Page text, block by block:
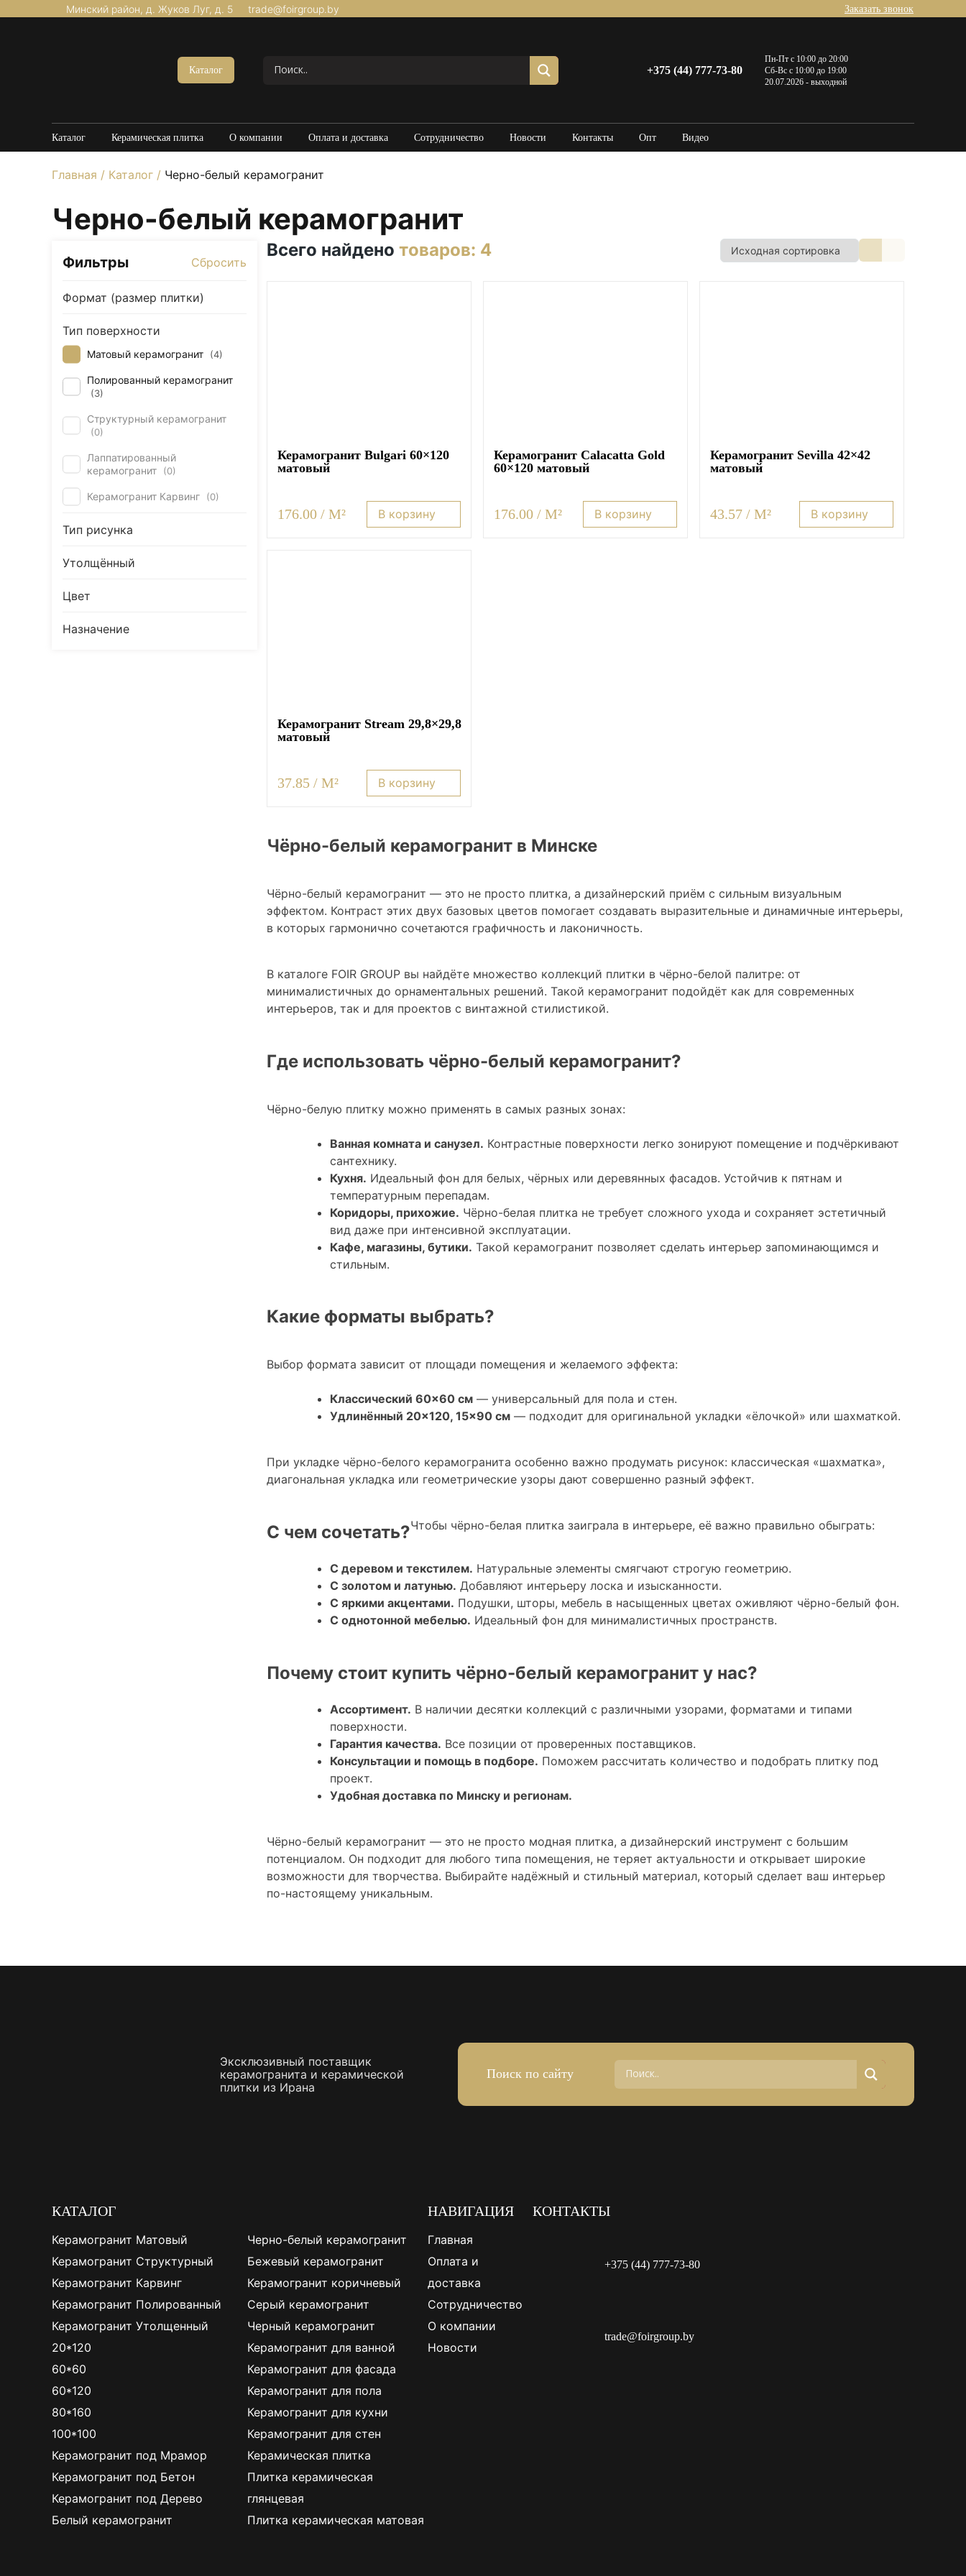
Минский район, д. Жуков Луг, д. 5 trade@foirgroup.by Заказать звонок
Каталог +375 (44) 777-73-80
Пн-Пт с 10:00 до 20:00
Сб-Вс с 10:00 до 19:00
20.07.2026 - выходной
Каталог Керамическая плитка О компании Оплата и доставка Сотрудничество Новости Контакты Опт Видео
Главная / Каталог / Черно-белый керамогранит
Черно-белый керамогранит
Фильтры Сбросить
Формат (размер плитки)
Тип поверхности
Матовый керамогранит (4)
Полированный керамогранит
(3)
Структурный керамогранит
(0)
Лаппатированный
керамогранит
(0)
Керамогранит Карвинг (0)
Тип рисунка
Утолщённый
Цвет
Назначение
Всего найдено товаров: 4
Керамогранит Bulgari 60×120
матовый
176.00 / M² В корзину
Керамогранит Calacatta Gold
60×120 матовый
176.00 / M² В корзину
Керамогранит Sevilla 42×42
матовый
43.57 / M² В корзину
Керамогранит Stream 29,8×29,8
матовый
37.85 / M² В корзину
Чёрно-белый керамогранит в Минске
Чёрно-белый керамогранит — это не просто плитка, а дизайнерский приём с сильным визуальным
эффектом. Контраст этих двух базовых цветов помогает создавать выразительные и динамичные интерьеры,
в которых гармонично сочетаются графичность и лаконичность.
В каталоге FOIR GROUP вы найдёте множество коллекций плитки в чёрно-белой палитре: от
минималистичных до орнаментальных решений. Такой керамогранит подойдёт как для современных
интерьеров, так и для проектов с винтажной стилистикой.
Где использовать чёрно-белый керамогранит?
Чёрно-белую плитку можно применять в самых разных зонах:
Ванная комната и санузел. Контрастные поверхности легко зонируют помещение и подчёркивают
сантехнику.
Кухня. Идеальный фон для белых, чёрных или деревянных фасадов. Устойчив к пятнам и
температурным перепадам.
Коридоры, прихожие. Чёрно-белая плитка не требует сложного ухода и сохраняет эстетичный
вид даже при интенсивной эксплуатации.
Кафе, магазины, бутики. Такой керамогранит позволяет сделать интерьер запоминающимся и
стильным.
Какие форматы выбрать?
Выбор формата зависит от площади помещения и желаемого эффекта:
Классический 60×60 см— универсальный для пола и стен.
Удлинённый 20×120, 15×90 см— подходит для оригинальной укладки «ёлочкой» или шахматкой.
При укладке чёрно-белого керамогранита особенно важно продумать рисунок: классическая «шахматка»,
диагональная укладка или геометрические узоры дают совершенно разный эффект.
С чем сочетать?Чтобы чёрно-белая плитка заиграла в интерьере, её важно правильно обыграть:
С деревом и текстилем. Натуральные элементы смягчают строгую геометрию.
С золотом и латунью. Добавляют интерьеру лоска и изысканности.
С яркими акцентами. Подушки, шторы, мебель в насыщенных цветах оживляют чёрно-белый фон.
С однотонной мебелью. Идеальный фон для минималистичных пространств.
Почему стоит купить чёрно-белый керамогранит у нас?
Ассортимент. В наличии десятки коллекций с различными узорами, форматами и типами
поверхности.
Гарантия качества. Все позиции от проверенных поставщиков.
Консультации и помощь в подборе. Поможем рассчитать количество и подобрать плитку под
проект.
Удобная доставка по Минску и регионам.
Чёрно-белый керамогранит — это не просто модная плитка, а дизайнерский инструмент с большим
потенциалом. Он подходит для любого типа помещения, не теряет актуальности и открывает широкие
возможности для творчества. Выбирайте надёжный и стильный материал, который сделает ваш интерьер
по-настоящему уникальным.
Эксклюзивный поставщик
керамогранита и керамической
плитки из Ирана
Поиск по сайту
КАТАЛОГ
Керамогранит Матовый
Керамогранит Структурный
Керамогранит Карвинг
Керамогранит Полированный
Керамогранит Утолщенный
20*120
60*60
60*120
80*160
100*100
Керамогранит под Мрамор
Керамогранит под Бетон
Керамогранит под Дерево
Белый керамогранит
Черно-белый керамогранит
Бежевый керамогранит
Керамогранит коричневый
Серый керамогранит
Черный керамогранит
Керамогранит для ванной
Керамогранит для фасада
Керамогранит для пола
Керамогранит для кухни
Керамогранит для стен
Керамическая плитка
Плитка керамическая
глянцевая
Плитка керамическая матовая
НАВИГАЦИЯ
Главная
Оплата и
доставка
Сотрудничество
О компании
Новости
КОНТАКТЫ
+375 (44) 777-73-80
trade@foirgroup.by
Керамогранит Утолщенный
Керамогранит под Мрамор
Керамогранит под Дерево
Белый керамогранит
Черно-белый керамогранит
Керамогранит коричневый
Серый керамогранит
Черный керамогранит
Керамогранит для ванной
Керамогранит для кухни
Керамогранит для стен
Плитка керамическая глянцевая